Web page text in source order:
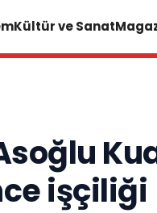
Kültür ve Sanat
işçiliği